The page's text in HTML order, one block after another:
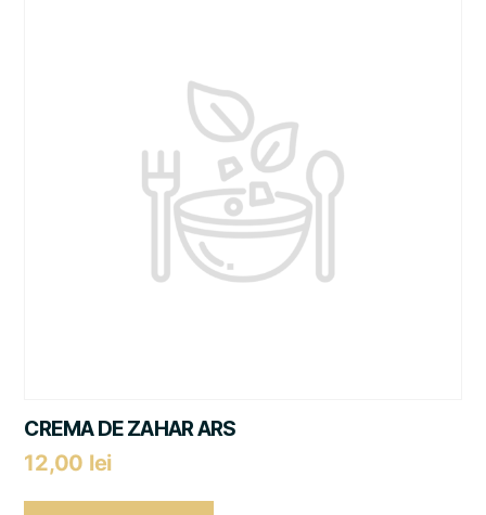
CREMA DE ZAHAR ARS
12,00 lei